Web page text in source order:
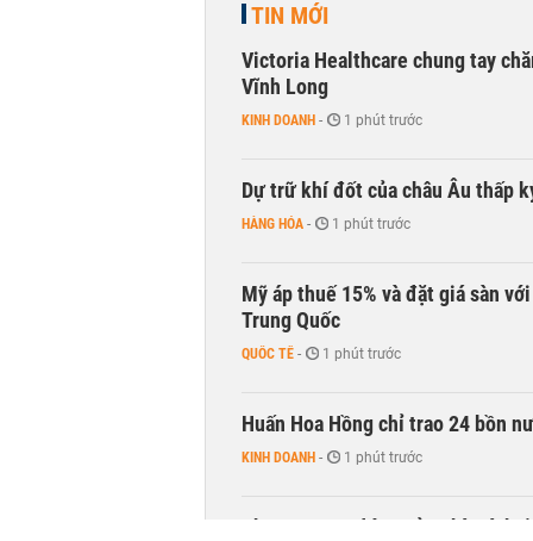
TIN MỚI
Victoria Healthcare chung tay
Vĩnh Long
KINH DOANH - 1 phút trước
Dự trữ khí đốt của châu Âu thấp
HÀNG HÓA - 1 phút trước
Mỹ áp thuế 15% và đặt giá sàn
Trung Quốc
QUỐC TẾ - 1 phút trước
Huấn Hoa Hồng chỉ trao 24 bồn
KINH DOANH - 1 phút trước
Phương Nam đóng cửa nhà sách